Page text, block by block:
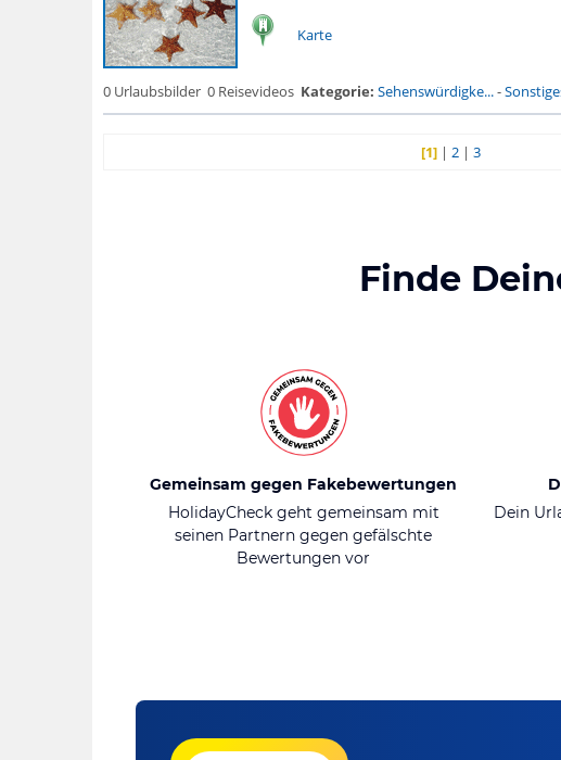
Karte
0 Urlaubsbilder 0 Reisevideos Kategorie: Sehenswürdigke...-
[1]| 2| 3
Finde
Gemeinsam gegen Fakebewertungen
HolidayCheck geht gemeinsam mit
seinen Partnern gegen gefälschte
Bewertungen vor
Dein